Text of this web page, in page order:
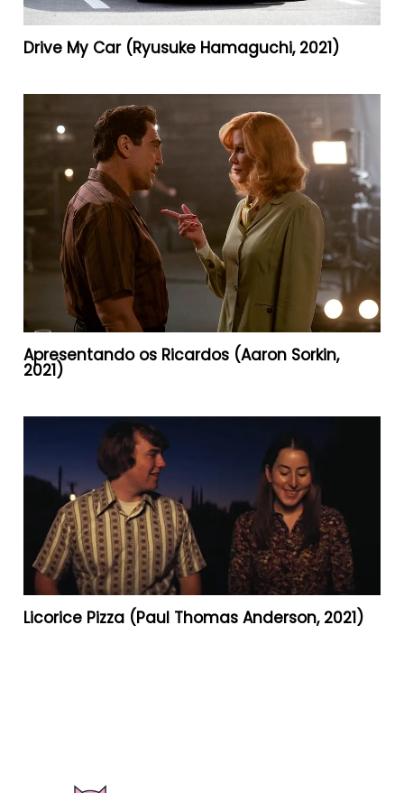
Drive My Car (Ryusuke Hamaguchi, 2021)
Apresentando os Ricardos (Aaron Sorkin,
2021)
Licorice Pizza (Paul Thomas Anderson, 2021)